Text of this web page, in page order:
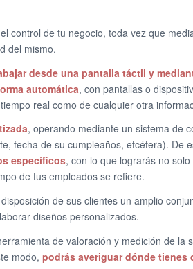
control de tu negocio, toda vez que
del mismo.
desde una pantalla táctil y
automática, con pantallas o
real como de cualquier otra
, operando mediante un sistema de
fecha de su cumpleaños, etcétera). De
específicos, con lo que lograrás no
de tus empleados se refiere.
de sus clientes un amplio
diseños personalizados.
de valoración y medición de la
modo, podrás averiguar dónde tienes